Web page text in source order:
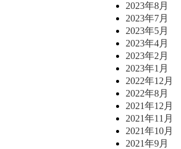
2023年8月
2023年7月
2023年5月
2023年4月
2023年2月
2023年1月
2022年12月
2022年8月
2021年12月
2021年11月
2021年10月
2021年9月